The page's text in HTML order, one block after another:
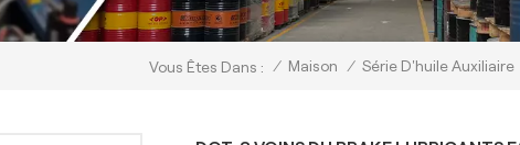
Vous Êtes Dans : / Maison / Série D'huile Auxiliaire